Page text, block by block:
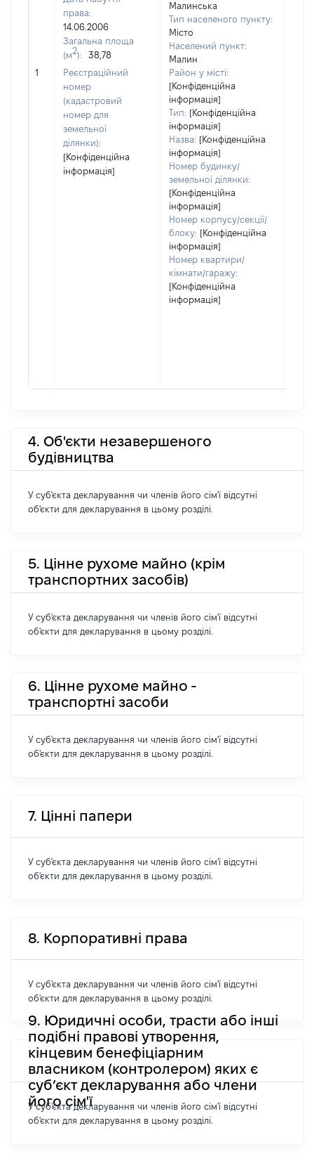
1
права:
14.06.2006
Загальна площа
(м2):
38,78
Реєстраційний
номер
(кадастровий
номер для
земельної
ділянки):
[Конфіденційна
інформація]
Малинська
Тип населеного пункту:
Місто
Населений пункт:
Малин
Район у місті:
[Конфіденційна
інформація]
Тип: [Конфіденційна
інформація]
Назва: [Конфіденційна
інформація]
Номер будинку/
земельної ділянки:
[Конфіденційна
інформація]
Номер корпусу/секції/
блоку: [Конфіденційна
інформація]
Номер квартири/
кімнати/гаражу:
[Конфіденційна
інформація]
4. Об'єкти незавершеного
будівництва
У суб'єкта декларування чи членів його сім'ї відсутні
об'єкти для декларування в цьому розділі.
5. Цінне рухоме майно (крім
транспортних засобів)
У суб'єкта декларування чи членів його сім'ї відсутні
об'єкти для декларування в цьому розділі.
6. Цінне рухоме майно -
транспортні засоби
У суб'єкта декларування чи членів його сім'ї відсутні
об'єкти для декларування в цьому розділі.
7. Цінні папери
У суб'єкта декларування чи членів його сім'ї відсутні
об'єкти для декларування в цьому розділі.
8. Корпоративні права
У суб'єкта декларування чи членів його сім'ї відсутні
об'єкти для декларування в цьому розділі.
9. Юридичні особи, трасти або інші
подібні правові утворення,
кінцевим бенефіціарним
власником (контролером) яких є
суб’єкт декларування або члени
його сім'ї
У суб'єкта декларування чи членів його сім'ї відсутні
об'єкти для декларування в цьому розділі.